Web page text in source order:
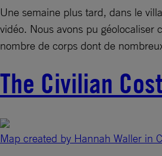
Une semaine plus tard, dans le
vidéo. Nous avons pu géolocaliser
nombre de corps dont de
The Civilian
Map created by Hannah Waller in